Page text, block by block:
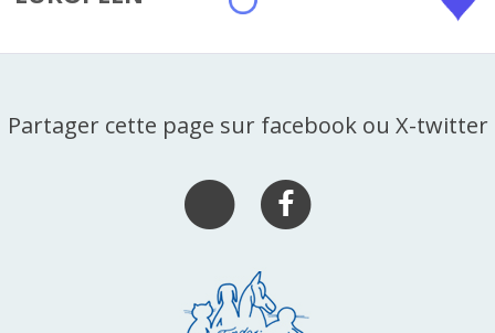
Partager cette page sur facebook ou X-twitter